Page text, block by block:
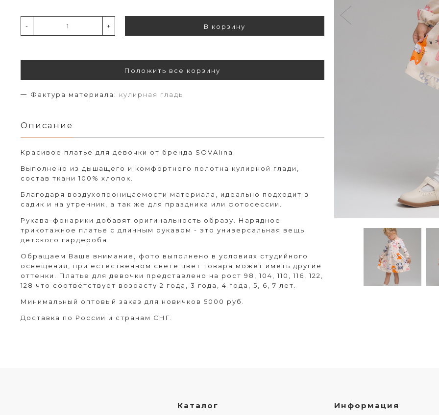
- + В корзину
Положить все корзину
Фактура материала: кулирная гладь
Описание
Красивое платье для девочки от бренда SOVAlina.
Выполнено из дышащего и комфортного полотна кулирной глади,
состав ткани 100% хлопок.
Благодаря воздухопроницаемости материала, идеально подходит в
садик и на утренник, а так же для праздника или фотосессии.
Рукава-фонарики добавят оригинальность образу. Нарядное
трикотажное платье с длинным рукавом - это универсальная вещь
детского гардероба.
Обращаем Ваше внимание, фото выполнено в условиях студийного
освещения, при естественном свете цвет товара может иметь другие
оттенки. Платье для девочки представлено на рост 98, 104, 110, 116, 122,
128 что соответствует возрасту 2 года, 3 года, 4 года, 5, 6, 7 лет.
Минимальный оптовый заказ для новичков 5000 руб.
Доставка по России и странам СНГ.
Каталог Информация